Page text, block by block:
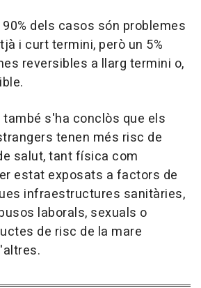
90% dels casos són problemes
i curt termini, però un 5%
reversibles a llarg termini o,
s'ha conclòs que els
tenen més risc de
salut, tant física com
estat exposats a factors de
infraestructures sanitàries,
laborals, sexuals o
de risc de la mare